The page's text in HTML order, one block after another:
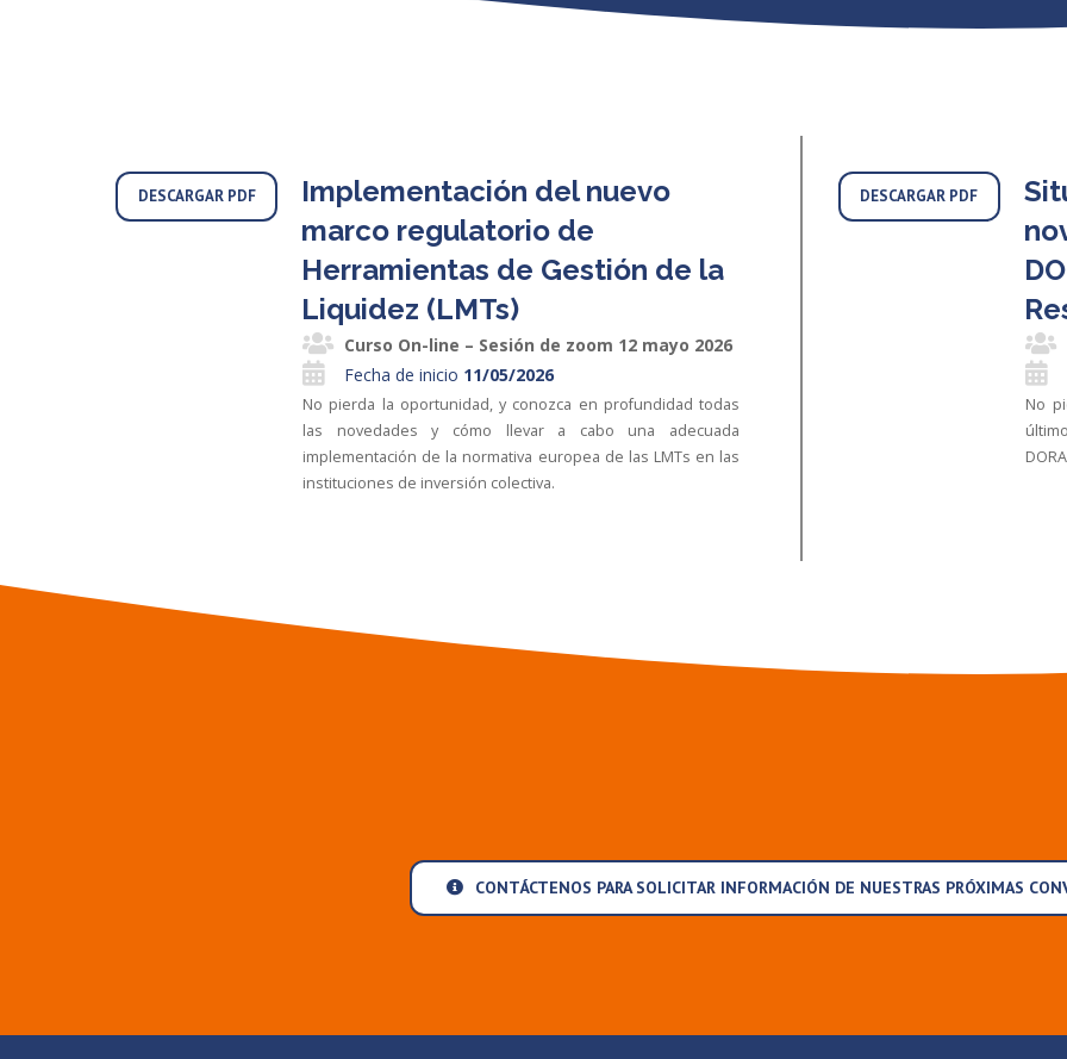
DESCARGAR PDF
Implementación del nuevo
marco regulatorio de
Herramientas de Gestión de la
Liquidez (LMTs)
Curso On-line – Sesión de zoom 12 mayo 2026
Fecha de inicio 11/05/2026
No pierda la oportunidad, y conozca en profundidad todas
las novedades y cómo llevar a cabo una adecuada
implementación de la normativa europea de las LMTs en las
instituciones de inversión colectiva.
DESCARGAR PDF
No
CONTÁCTENOS PARA SOLICITAR INFORMACIÓN DE NUESTRAS PRÓXIMAS